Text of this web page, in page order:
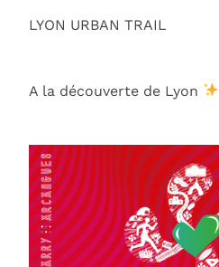
LYON URBAN TRAIL
A la découverte de Lyon